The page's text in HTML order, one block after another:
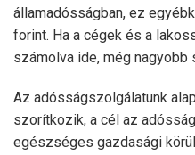
államadósságban, ez
forint. Ha a cégek és a
számolva ide, még nagyobb
Az adósságszolgálatunk
szorítkozik, a cél az
egészséges gazdasági